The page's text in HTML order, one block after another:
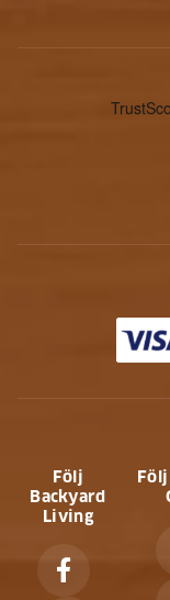
Följ
Backyard
Living